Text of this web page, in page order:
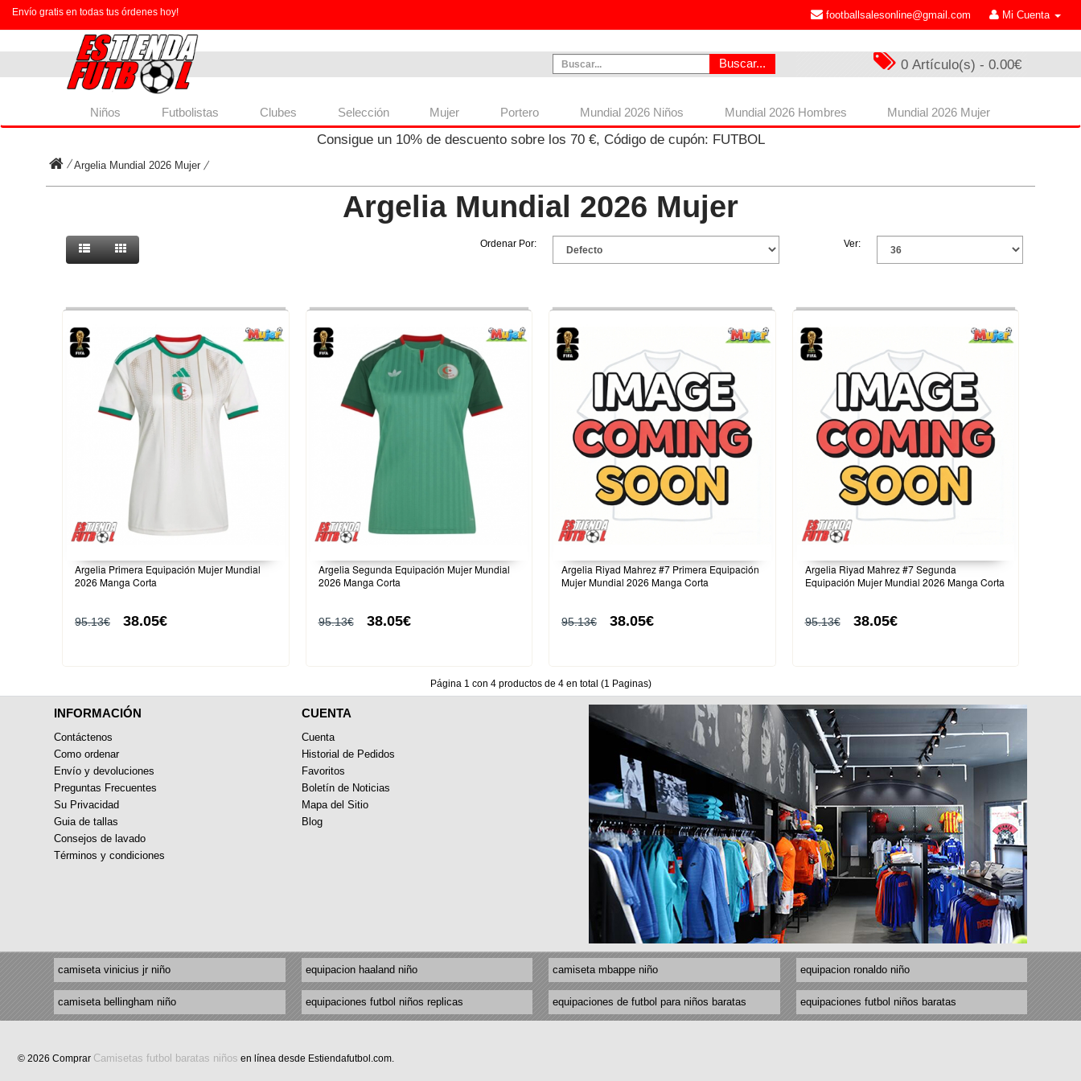
Envío gratis en todas tus órdenes hoy! footballsalesonline@gmail.com Mi Cuenta
Buscar... 0 Artículo(s) - 0.00€
Niños Futbolistas Clubes Selección Mujer Portero Mundial 2026 Niños Mundial 2026 Hombres Mundial 2026 Mujer
Consigue un 10%de descuento sobre los 70€, Código de cupón: FUTBOL
Argelia Mundial 2026 Mujer
Argelia Mundial 2026 Mujer
Ordenar Por: Ver:
Argelia Primera Equipación Mujer Mundial
2026 Manga Corta
95.13€ 38.05€
Argelia Segunda Equipación Mujer Mundial
2026 Manga Corta
95.13€ 38.05€
Argelia Riyad Mahrez #7 Primera Equipación
Mujer Mundial 2026 Manga Corta
95.13€ 38.05€
Argelia Riyad Mahrez #7 Segunda
Equipación Mujer Mundial 2026 Manga Corta
95.13€ 38.05€
Página 1 con 4 productos de 4 en total (1 Paginas)
INFORMACIÓN
Contáctenos
Como ordenar
Envío y devoluciones
Preguntas Frecuentes
Su Privacidad
Guia de tallas
Consejos de lavado
Términos y condiciones
CUENTA
Cuenta
Historial de Pedidos
Favoritos
Boletín de Noticias
Mapa del Sitio
Blog
camiseta vinicius jr niño equipacion haaland niño camiseta mbappe niño equipacion ronaldo niño
camiseta bellingham niño equipaciones futbol niños replicas equipaciones de futbol para niños baratas equipaciones futbol niños baratas
© 2026 Comprar Camisetas futbol baratas niños en línea desde Estiendafutbol.com.